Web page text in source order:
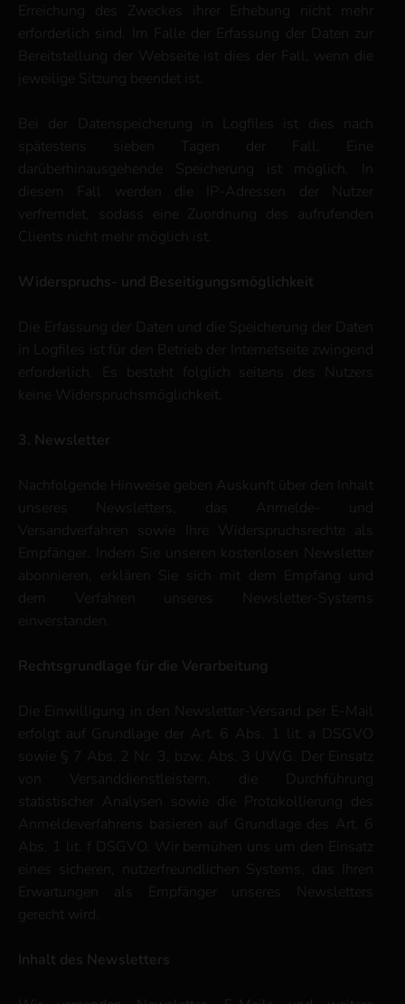
Erreichung des Zweckes ihrer Erhebung nicht mehr
erforderlich sind. Im Falle der Erfassung der Daten zur
Bereitstellung der Webseite ist dies der Fall, wenn die
jeweilige Sitzung beendet ist.
Bei der Datenspeicherung in Logfiles ist dies nach
spätestens sieben Tagen der Fall. Eine
darüberhinausgehende Speicherung ist möglich. In
diesem Fall werden die IP-Adressen der Nutzer
verfremdet, sodass eine Zuordnung des aufrufenden
Clients nicht mehr möglich ist.
Widerspruchs- und Beseitigungsmöglichkeit
Die Erfassung der Daten und die Speicherung der Daten
in Logfiles ist für den Betrieb der Internetseite zwingend
erforderlich. Es besteht folglich seitens des Nutzers
keine Widerspruchsmöglichkeit.
3. Newsletter
Nachfolgende Hinweise geben Auskunft über den Inhalt
unseres Newsletters, das Anmelde- und
Versandverfahren sowie Ihre Widerspruchsrechte als
Empfänger. Indem Sie unseren kostenlosen Newsletter
abonnieren, erklären Sie sich mit dem Empfang und
dem Verfahren unseres Newsletter-Systems
einverstanden.
Rechtsgrundlage für die Verarbeitung
Die Einwilligung in den Newsletter-Versand per E-Mail
erfolgt auf Grundlage der Art. 6 Abs. 1 lit. a DSGVO
sowie § 7 Abs. 2 Nr. 3, bzw. Abs. 3 UWG. Der Einsatz
von Versanddienstleistern, die Durchführung
statistischer Analysen sowie die Protokollierung des
Anmeldeverfahrens basieren auf Grundlage des Art. 6
Abs. 1 lit. f DSGVO. Wir bemühen uns um den Einsatz
eines sicheren, nutzerfreundlichen Systems, das Ihren
Erwartungen als Empfänger unseres Newsletters
gerecht wird.
Inhalt des Newsletters